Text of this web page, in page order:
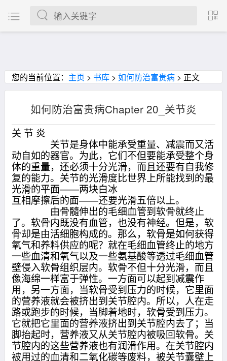
您的当前位置： 主页 > 书库 >如何防治富贵病 > 正文
如何防治富贵病Chapter 20_关节炎
关 节 炎
关节是身体中能承受重量、减震而又活
动自如的器官。为此，它们不但要能承受整个身
体的重量，还必须十分光滑，而且还要有自我修
复的能力。关节的光滑度比世界上所能找到的最
光滑的平面——两块白冰
互相摩擦后的面——还要光滑五倍以上。
由骨髓伸出的毛细血管到软骨就终止
了。软骨内既没有血管，也没有神经。但是，软
骨却是由活细胞构成的。那么，软骨是如何获得
氧气和养料供应的呢？就在毛细血管终止的地方
一些血清和氧气以及一些氨基酸等透过毛细血管
壁侵入软骨组织层内。软骨不但十分光滑，而且
像海绵一样富于弹性。一方面可以起到减震作
用，另一方面，当软骨受到压力的时候，它里面
的营养液就会被挤出到关节腔内。所以，人在走
路或跑步的时候，当脚着地时，软骨受到压力。
它就把它里面的营养液挤出到关节腔内去了；当
脚抬起时，营养液又从关节腔内被吸回软骨。关
节腔内的这些营养液也有润滑作用。在关节腔内
被用过的血清和二氧化碳等废料，被关节囊壁上